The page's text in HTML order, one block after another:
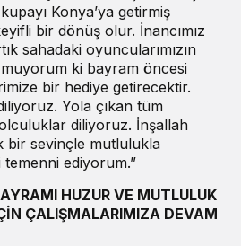
Konya’ya getirmiş
bir dönüş olur. İnancımız
sahadaki oyuncularımızın
ki bayram öncesi
bir hediye getirecektir.
Yola çıkan tüm
diliyoruz. İnşallah
bir sevinçle mutlulukla
ediyorum.”
HUZUR VE MUTLULUK
ÇALIŞMALARIMIZA DEVAM